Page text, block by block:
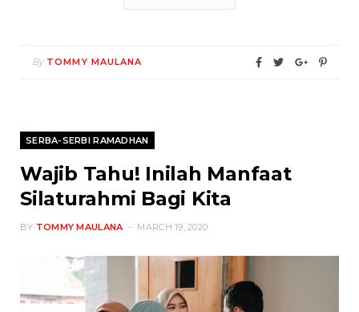
By TOMMY MAULANA
SERBA-SERBI RAMADHAN
Wajib Tahu! Inilah Manfaat
Silaturahmi Bagi Kita
BY TOMMY MAULANA MARCH 19, 2020